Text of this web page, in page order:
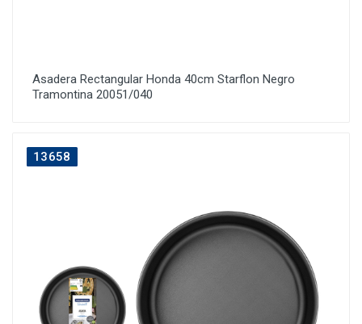
Asadera Rectangular Honda 40cm Starflon Negro
Tramontina 20051/040
13658